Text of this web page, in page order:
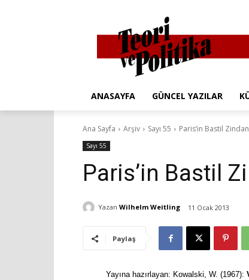
ANASAYFA GÜNCEL YAZILAR
Ana Sayfa Arşiv Sayı 55 Paris’in Bastil
Sayı 55
Paris’in Bastil
Yazan Wilhelm Weitling 11 Ocak 2013
Paylaş
Yayına hazırlayan: Kowalski, W. (1967):